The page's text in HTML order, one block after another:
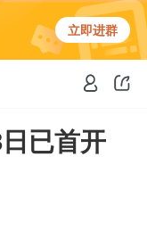
立即进群
已首开